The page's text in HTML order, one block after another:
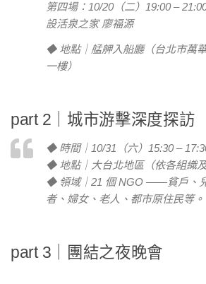
第四場：10/20（二）19:00 –
設活泉之家 廖福源
◆ 地點｜艋舺入船廳（台北市萬
一樓）
part 2｜城市游擊深度探訪
◆ 時間｜10/31（六）15:30 –
◆ 地點｜大台北地區（依各組織
◆ 領域｜21 個 NGO ——貧戶、
者、婦女、老人、都市原住民等。
part 3｜團結之夜晚會